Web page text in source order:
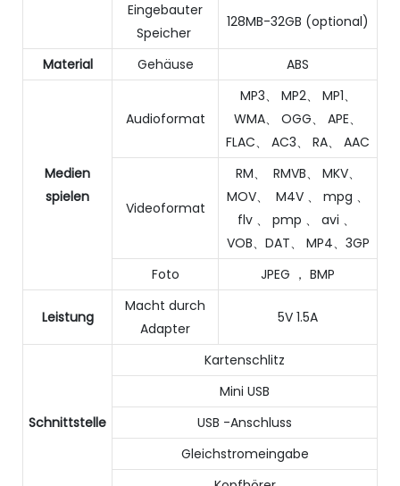
Eingebauter
Speicher
128MB-32GB (optional)
Material Gehäuse ABS
Medien
spielen
Audioformat
MP3、 MP2、 MP1、
WMA、 OGG、 APE、
FLAC、 AC3、 RA、 AAC
Videoformat
RM、 RMVB、 MKV、
MOV、 M4V 、 mpg 、
flv 、 pmp 、 avi 、
VOB、DAT、 MP4、3GP
Foto
JPEG ， BMP
Leistung
Macht durch
Adapter
5V 1.5A
Schnittstelle
Kartenschlitz
Mini USB
USB -Anschluss
Gleichstromeingabe